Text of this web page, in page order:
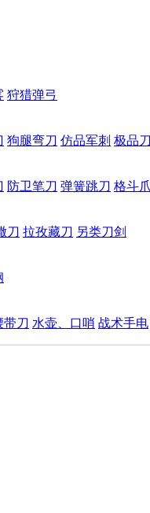
狩猎弹弓
狗腿弯刀 仿品军刺 极品
防卫笔刀 弹簧跳刀 格斗
刀 拉孜藏刀 另类刀剑
带刀 水壶、口哨 战术手电